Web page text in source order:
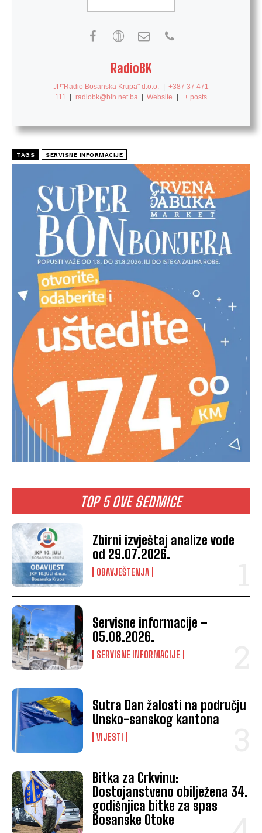
TOP 5 OVE SEDMICE
Zbirni izvještaj analize vode
od 29.07.2026.
OBAVJEŠTENJA
Servisne informacije –
05.08.2026.
SERVISNE INFORMACIJE
Sutra Dan žalosti na području
Unsko-sanskog kantona
VIJESTI
Bitka za Crkvinu:
Dostojanstveno obilježena 34.
godišnjica bitke za spas
Bosanske Otoke
RadioBK
JP"Radio Bosanska Krupa" d.o.o. | +387 37 471
111
| radiobk@bih.net.ba | Website | + posts
TAGS SERVISNE INFORMACIJE